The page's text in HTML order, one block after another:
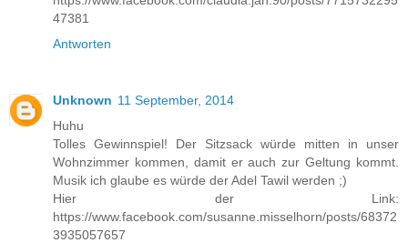
47381
Antworten
Unknown 11 September, 2014
Huhu
Tolles Gewinnspiel! Der Sitzsack würde mitten in unser
Wohnzimmer kommen, damit er auch zur Geltung kommt.
Musik ich glaube es würde der Adel Tawil werden ;)
Hier der Link:
https://www.facebook.com/susanne.misselhorn/posts/68372
3935057657